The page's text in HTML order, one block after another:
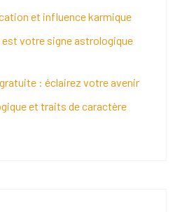
et influence karmique
votre signe astrologique
: éclairez votre avenir
et traits de caractère